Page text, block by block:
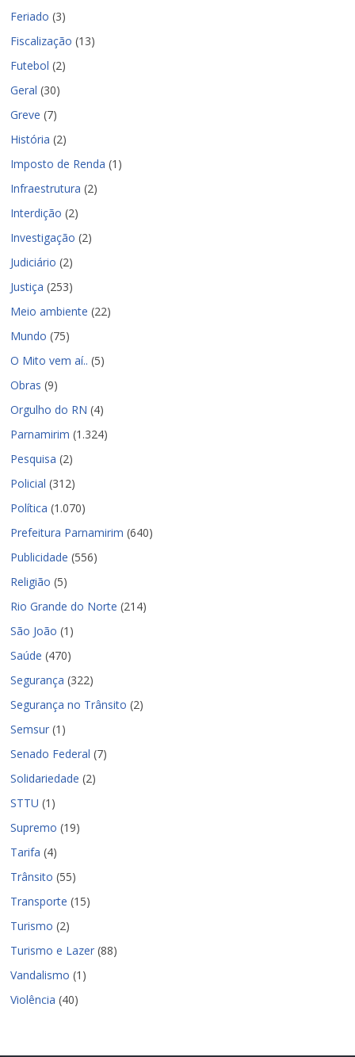
Feriado (3)
Fiscalização (13)
Futebol (2)
Geral (30)
Greve (7)
História (2)
Imposto de Renda (1)
Infraestrutura (2)
Interdição (2)
Investigação (2)
Judiciário (2)
Justiça (253)
Meio ambiente (22)
Mundo (75)
O Mito vem aí.. (5)
Obras (9)
Orgulho do RN (4)
Parnamirim (1.324)
Pesquisa (2)
Policial (312)
Política (1.070)
Prefeitura Parnamirim (640)
Publicidade (556)
Religião (5)
Rio Grande do Norte (214)
São João (1)
Saúde (470)
Segurança (322)
Segurança no Trânsito (2)
Semsur (1)
Senado Federal (7)
Solidariedade (2)
STTU (1)
Supremo (19)
Tarifa (4)
Trânsito (55)
Transporte (15)
Turismo (2)
Turismo e Lazer (88)
Vandalismo (1)
Violência (40)